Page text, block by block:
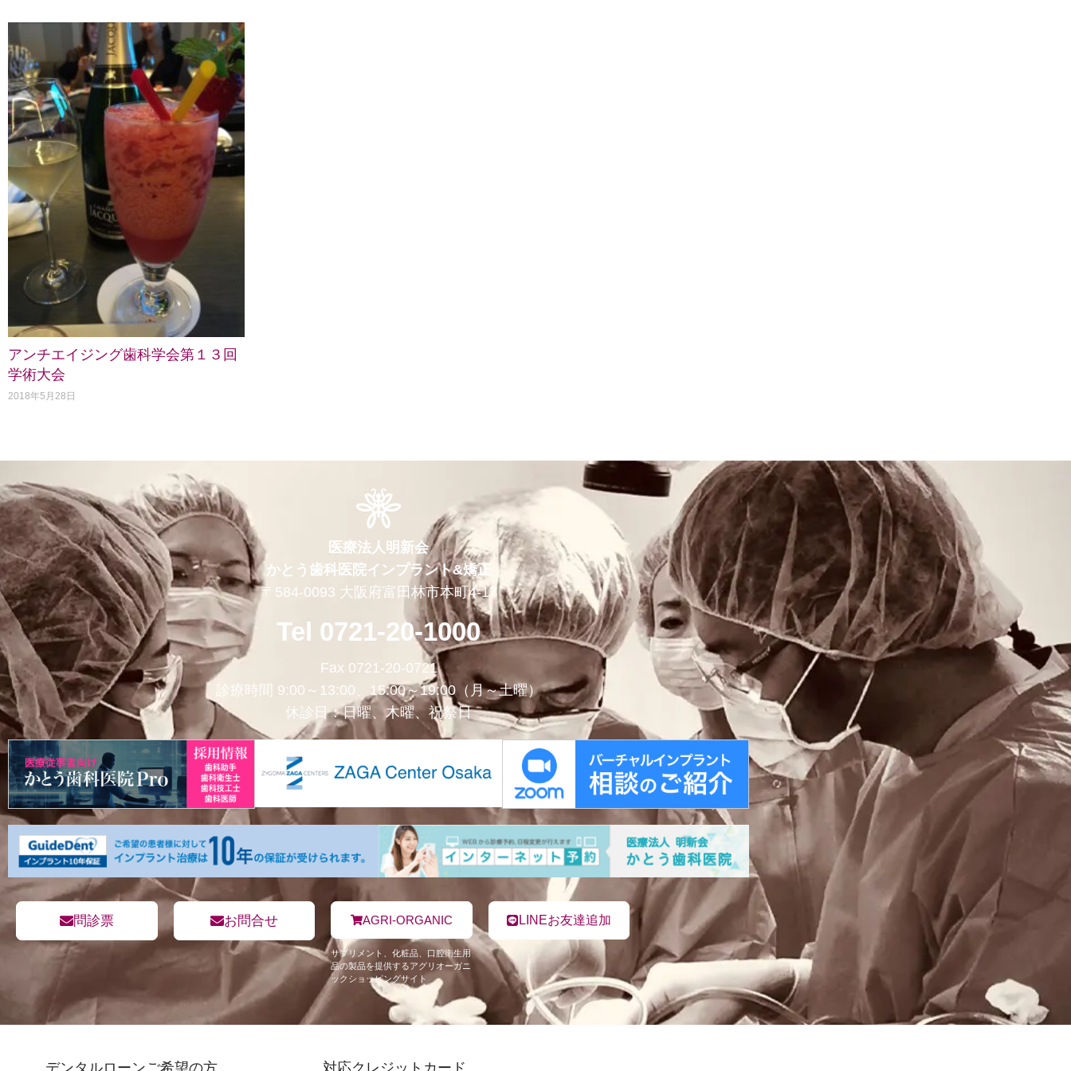
アンチエイジング歯科学会第１３回
学術大会
2018年5月28日
医療法人明新会
かとう歯科医院インプラント&矯正
〒584-0093 大阪府富田林市本町4-17
Tel 0721-20-1000
Fax 0721-20-0721
診療時間 9:00～13:00、15:00～19:00（月～土曜）
休診日：日曜、木曜、祝祭日
問診票 お問合せ AGRI-ORGANIC
サプリメント、化粧品、口腔衛生用
品の製品を提供するアグリオーガニ
ックショッピングサイト
LINEお友達追加
デンタルローンご希望の方 対応クレジットカード